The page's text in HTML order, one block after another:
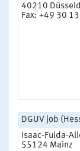
40210
Fax: +49 30
DGUV job
Isaac-Fulda-
55124 Mainz